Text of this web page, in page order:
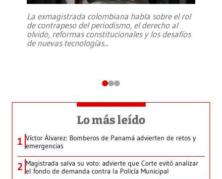
La exmagistrada colombiana habla sobre el rol
de contrapeso del periodismo, el derecho al
olvido, reformas constitucionales y los desafíos
de nuevas tecnologías...
Lo más leído
1 Víctor Álvarez: Bomberos de Panamá advierten de retos y
emergencias
2 Magistrada salva su voto: advierte que Corte evitó analizar
el fondo de demanda contra la Policía Municipal